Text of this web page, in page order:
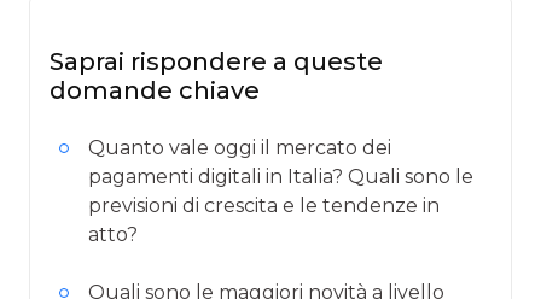
Saprai rispondere a queste
domande chiave
Quanto vale oggi il mercato dei
pagamenti digitali in Italia? Quali sono le
previsioni di crescita e le tendenze in
atto?
Quali sono le maggiori novità a livello